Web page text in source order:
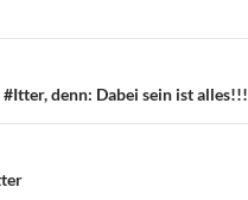
denn: Dabei sein ist alles!!!